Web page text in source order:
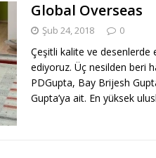
Global Overseas
Şub 24, 2018 0
Çeşitli kalite ve desenlerde
ediyoruz. Üç nesilden beri
PDGupta, Bay Brijesh
Gupta’ya ait. En yüksek